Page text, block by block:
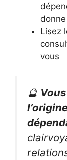
Lisez
vous
🔮